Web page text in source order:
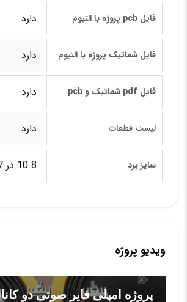
فایل pcb پروژه با التیوم دارد
فایل شماتیک پروژه با التیوم دارد
فایل pdf شماتیک و pcb دارد
لیست قطعات دارد
سایز برد 10.8 در 4.7 سانتی‌متر
ویدیو پروژه